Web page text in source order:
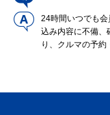
24時間いつでも
込み内容に不備、
り、クルマの予約